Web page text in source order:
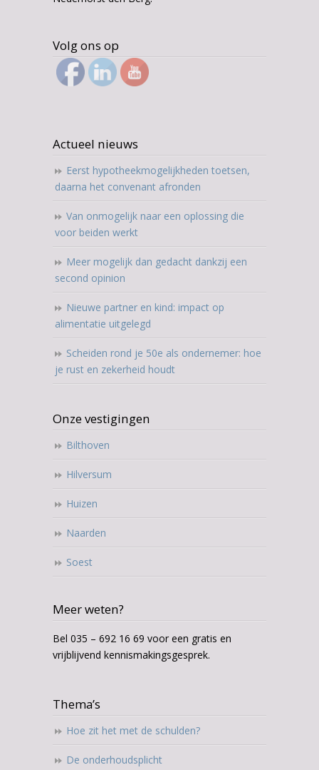
Volg ons op
Actueel nieuws
Eerst hypotheekmogelijkheden toetsen,
daarna het convenant afronden
Van onmogelijk naar een oplossing die
voor beiden werkt
Meer mogelijk dan gedacht dankzij een
second opinion
Nieuwe partner en kind: impact op
alimentatie uitgelegd
Scheiden rond je 50e als ondernemer: hoe
je rust en zekerheid houdt
Onze vestigingen
Bilthoven
Hilversum
Huizen
Naarden
Soest
Meer weten?
Bel 035 – 692 16 69 voor een gratis en
vrijblijvend kennismakingsgesprek.
Thema’s
Hoe zit het met de schulden?
De onderhoudsplicht